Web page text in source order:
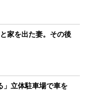
家を出た妻。その後
」立体駐車場で車を